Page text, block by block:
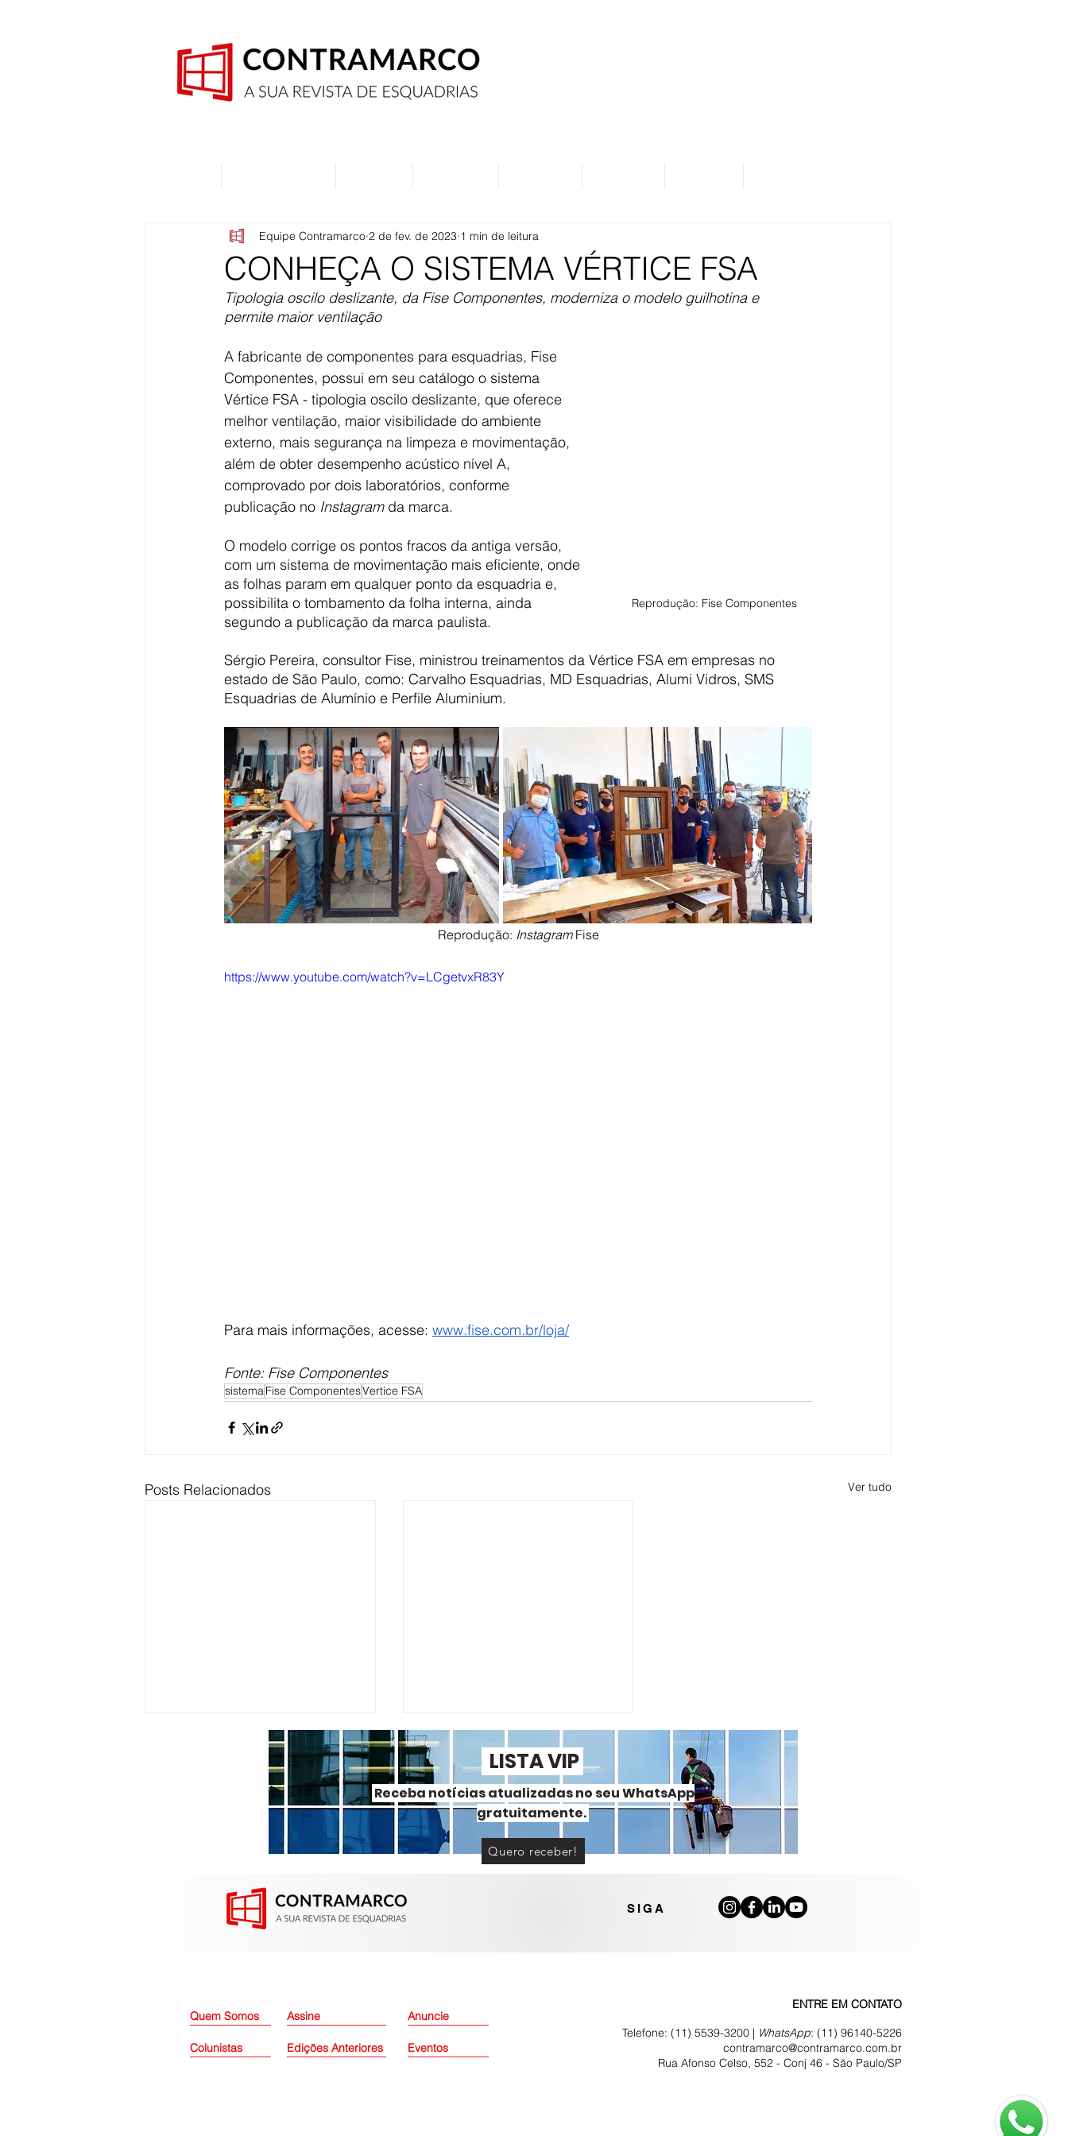
CONHEÇA O SISTEMA VÉRTICE FSA
Equipe Contramarco 2 de fev. de 2023 1 min de leitura
Tipologia oscilo deslizante, da Fise Componentes, moderniza o modelo guilhotina e
permite maior ventilação
Reprodução: Fise Componentes
A fabricante de componentes para esquadrias, Fise
Componentes, possui em seu catálogo o sistema
Vértice FSA - tipologia oscilo deslizante, que oferece
melhor ventilação, maior visibilidade do ambiente
externo, mais segurança na limpeza e movimentação,
além de obter desempenho acústico nível A,
comprovado por dois laboratórios, conforme
publicação no Instagram da marca.
O modelo corrige os pontos fracos da antiga versão,
com um sistema de movimentação mais eficiente, onde
as folhas param em qualquer ponto da esquadria e,
possibilita o tombamento da folha interna, ainda
segundo a publicação da marca paulista.
Sérgio Pereira, consultor Fise, ministrou treinamentos da Vértice FSA em empresas no
estado de São Paulo, como: Carvalho Esquadrias, MD Esquadrias, Alumi Vidros, SMS
Esquadrias de Alumínio e Perfile Aluminium.
Reprodução: Instagram Fise
https://www.youtube.com/watch?v=LCgetvxR83Y
Para mais informações, acesse: www.fise.com.br/loja/
Fonte: Fise Componentes
sistemaFise ComponentesVertice FSA
Posts Relacionados Ver tudo
Construsul em Porto Alegre
Portas e janelas de alumínio
LISTA VIP
Receba notícias atualizadas no seu WhatsApp
gratuitamente.
Quero receber!
SIGA
Quem Somos Assine
Colunistas Edições Anteriores
Anuncie
Eventos
ENTRE EM CONTATO
Telefone: (11) 5539-3200 | WhatsApp: (11) 96140-5226
contramarco@contramarco.com.br
Rua Afonso Celso, 552 - Conj 46 - São Paulo/SP